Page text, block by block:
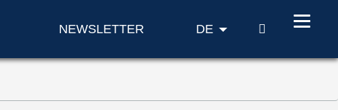
NEWSLETTER DE SUCHE